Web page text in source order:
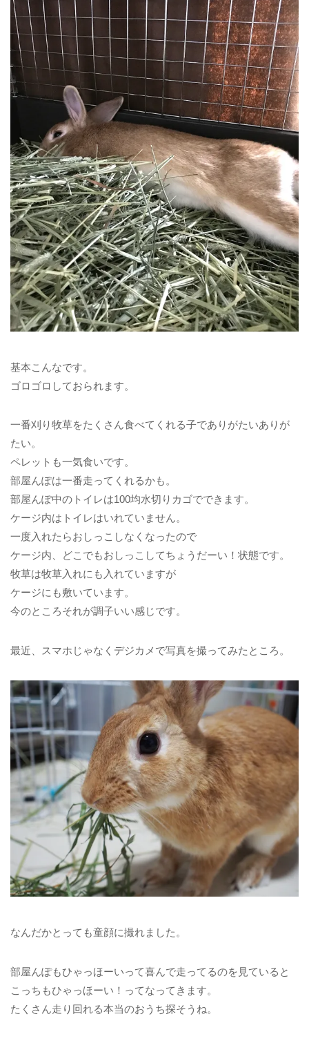
基本こんなです。
ゴロゴロしておられます。
一番刈り牧草をたくさん食べてくれる子でありがたいありが
たい。
ペレットも一気食いです。
部屋んぽは一番走ってくれるかも。
部屋んぽ中のトイレは100均水切りカゴでできます。
ケージ内はトイレはいれていません。
一度入れたらおしっこしなくなったので
ケージ内、どこでもおしっこしてちょうだーい！状態です。
牧草は牧草入れにも入れていますが
ケージにも敷いています。
今のところそれが調子いい感じです。
最近、スマホじゃなくデジカメで写真を撮ってみたところ。
なんだかとっても童顔に撮れました。
部屋んぽもひゃっほーいって喜んで走ってるのを見ていると
こっちもひゃっほーい！ってなってきます。
たくさん走り回れる本当のおうち探そうね。